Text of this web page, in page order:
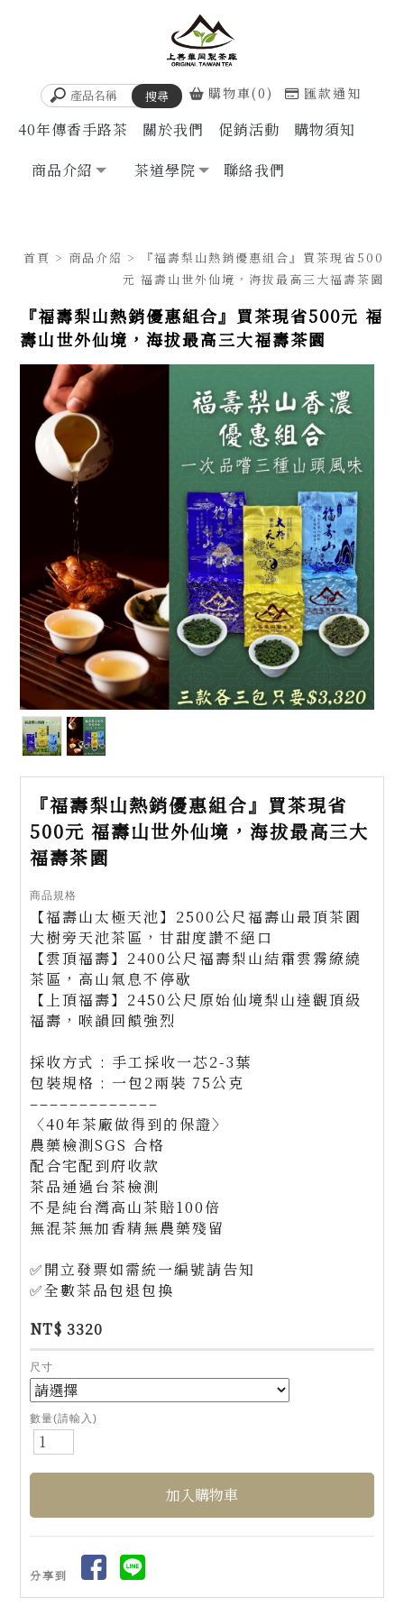
購物車(0) 匯款通知
40年傳香手路茶 關於我們 促銷活動
購物須知
商品介紹
茶道學院 聯絡我們
首頁 > 商品介紹 > 『福壽梨山熱銷優惠組合』買茶現省500
元 福壽山世外仙境，海拔最高三大福壽茶園
『福壽梨山熱銷優惠組合』買茶現省500元 福
壽山世外仙境，海拔最高三大福壽茶園
『福壽梨山熱銷優惠組合』買茶現省
500元 福壽山世外仙境，海拔最高三大
福壽茶園
商品規格
【福壽山太極天池】2500公尺福壽山最頂茶園
大樹旁天池茶區，甘甜度讚不絕口
【雲頂福壽】2400公尺福壽梨山結霜雲霧繚繞
茶區，高山氣息不停歇
【上頂福壽】2450公尺原始仙境梨山達觀頂級
福壽，喉韻回饋強烈
採收方式 : 手工採收一芯2-3葉
包裝規格 : 一包2兩裝 75公克
–––––––––––––
〈40年茶廠做得到的保證〉
農藥檢測SGS 合格
配合宅配到府收款
茶品通過台茶檢測
不是純台灣高山茶賠100倍
無混茶無加香精無農藥殘留
✅開立發票如需統一編號請告知
✅全數茶品包退包換
NT$ 3320
尺寸
數量(請輸入)
分享到